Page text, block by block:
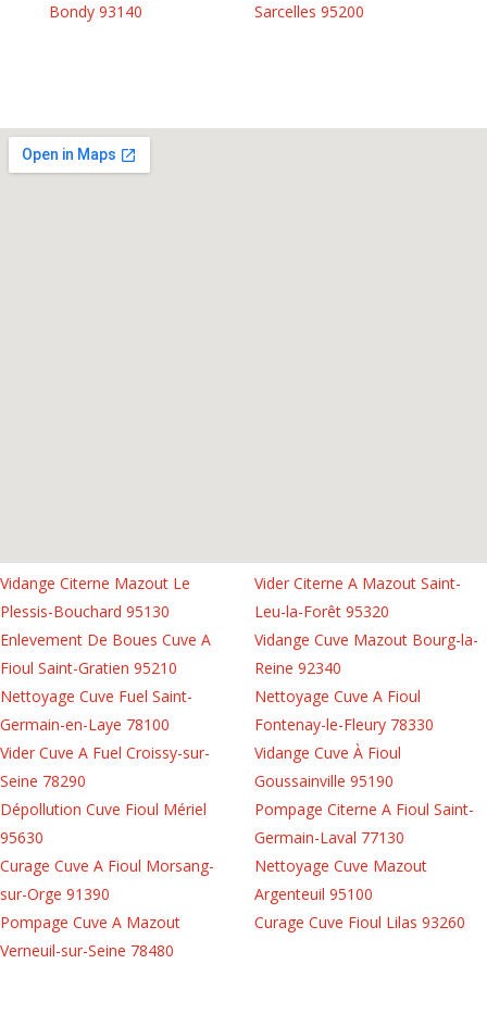
Bondy 93140
Sarcelles 95200
Vidange Citerne Mazout Le
Plessis-Bouchard 95130
Enlevement De Boues Cuve A
Fioul Saint-Gratien 95210
Nettoyage Cuve Fuel Saint-
Germain-en-Laye 78100
Vider Cuve A Fuel Croissy-sur-
Seine 78290
Dépollution Cuve Fioul Mériel
95630
Curage Cuve A Fioul Morsang-
sur-Orge 91390
Pompage Cuve A Mazout
Verneuil-sur-Seine 78480
Vider Citerne A Mazout Saint-
Leu-la-Forêt 95320
Vidange Cuve Mazout Bourg-la-
Reine 92340
Nettoyage Cuve A Fioul
Fontenay-le-Fleury 78330
Vidange Cuve À Fioul
Goussainville 95190
Pompage Citerne A Fioul Saint-
Germain-Laval 77130
Nettoyage Cuve Mazout
Argenteuil 95100
Curage Cuve Fioul Lilas 93260